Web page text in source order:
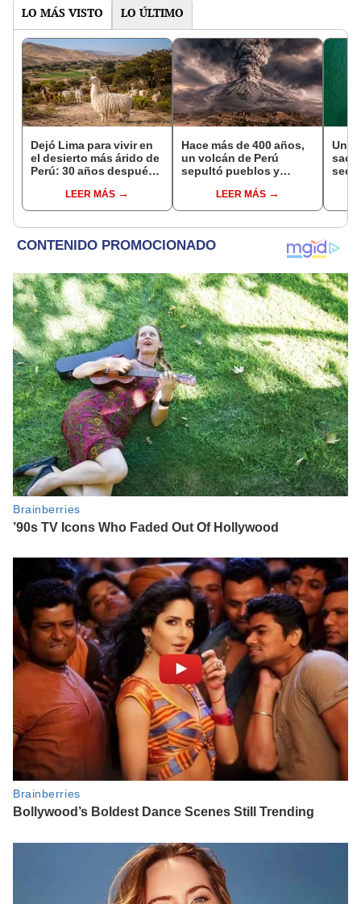
LO MÁS VISTO LO ÚLTIMO
Dejó Lima para vivir en
el desierto más árido de
Perú: 30 años después,
creó un sorprendente
ecosistema
LEER MÁS
Hace más de 400 años,
un volcán de Perú
sepultó pueblos y
veranos más fríos de la
historia: sigue bajo
LEER MÁS
Una
sacó